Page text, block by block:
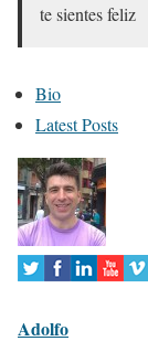
te sientes feliz
T
h
e
f
o
l
l
w
Bio
Latest Posts
Adolfo